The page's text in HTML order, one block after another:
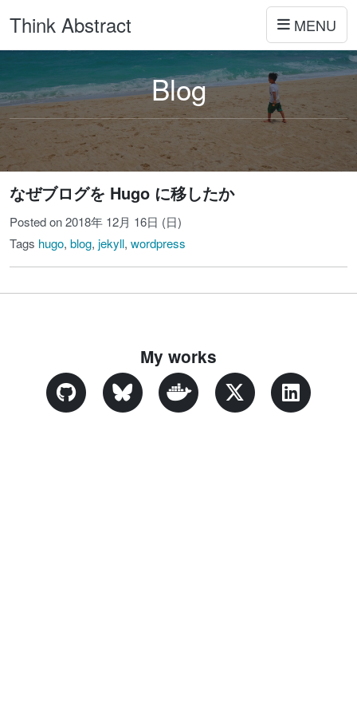
Think Abstract MENU
Blog
なぜブログを Hugo に移したか
Posted on 2018年 12月 16日 (日)
Tags hugo, blog, jekyll, wordpress
My works